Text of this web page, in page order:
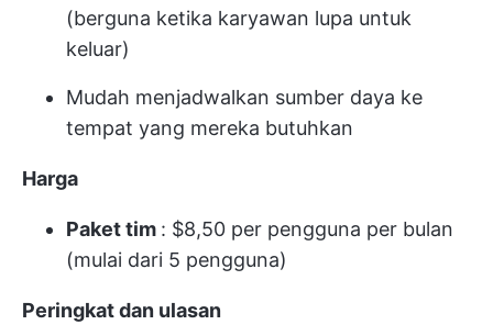
(berguna ketika karyawan lupa untuk
keluar)
Mudah menjadwalkan sumber daya ke
tempat yang mereka butuhkan
Harga
Paket tim : $8,50 per pengguna per bulan
(mulai dari 5 pengguna)
Peringkat dan ulasan